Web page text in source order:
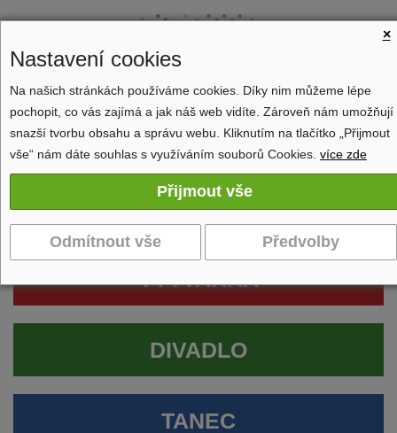
Zobrazit navigaci
VÝTVARKA
DIVADLO
TANEC
×
Nastavení cookies
Na našich stránkách používáme cookies. Díky nim můžeme lépe
pochopit, co vás zajímá a jak náš web vidíte. Zároveň nám umožňují
snazší tvorbu obsahu a správu webu. Kliknutím na tlačítko „Přijmout
vše“ nám dáte souhlas s využíváním souborů Cookies. více zde